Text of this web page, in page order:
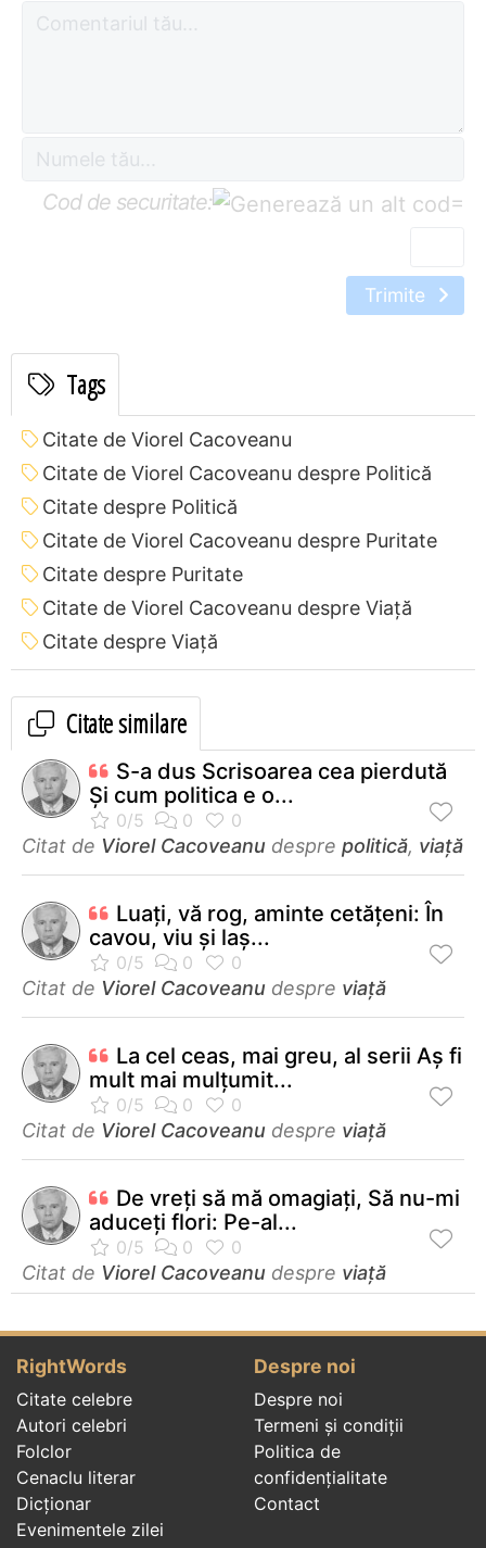
Cod de securitate: =
Trimite
Tags
Citate de Viorel Cacoveanu
Citate de Viorel Cacoveanu despre Politică
Citate despre Politică
Citate de Viorel Cacoveanu despre Puritate
Citate despre Puritate
Citate de Viorel Cacoveanu despre Viață
Citate despre Viață
Citate similare
S-a dus Scrisoarea cea pierdută
Şi cum politica e o...
Citat de Viorel Cacoveanu despre politică, viață
Luaţi, vă rog, aminte cetăţeni: În
cavou, viu şi laş...
Citat de Viorel Cacoveanu despre viață
La cel ceas, mai greu, al serii Aş fi
mult mai mulţumit...
Citat de Viorel Cacoveanu despre viață
De vreţi să mă omagiaţi, Să nu-mi
aduceţi flori: Pe-al...
Citat de Viorel Cacoveanu despre viață
RightWords
Citate celebre
Autori celebri
Folclor
Cenaclu literar
Dicționar
Evenimentele zilei
Despre noi
Despre noi
Termeni și condiții
Politica de
confidenţialitate
Contact